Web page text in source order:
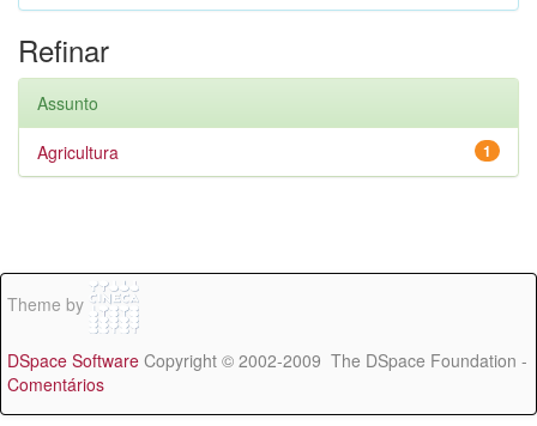
Refinar
Assunto
1
Agricultura
Theme by
DSpace Software Copyright © 2002-2009 The DSpace Foundation -
Comentários